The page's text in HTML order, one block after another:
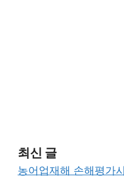
최신 글
농어업재해 손해평가